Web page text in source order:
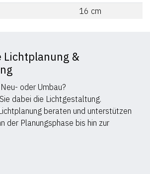
16 cm
&
oder Umbau?
dabei die Lichtgestaltung.
beraten und unterstützen
der Planungsphase bis hin zur